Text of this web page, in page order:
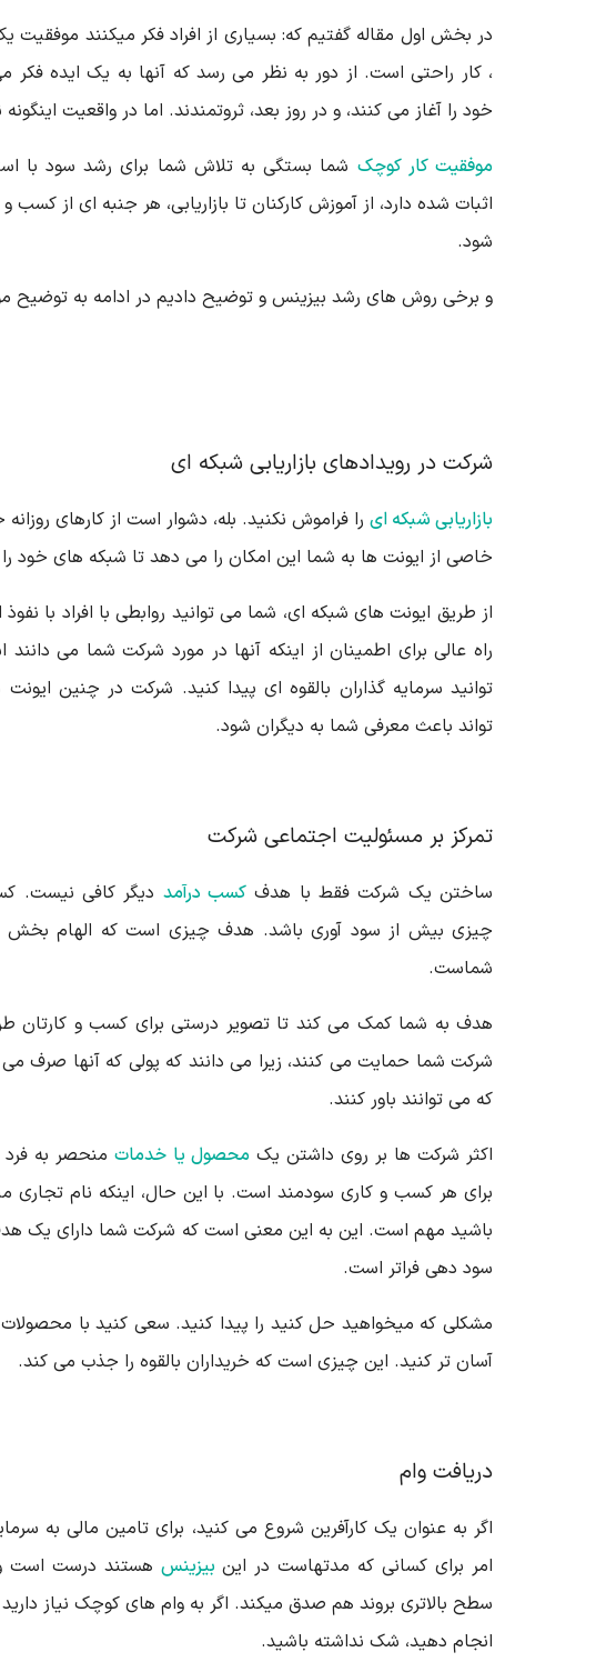
در بخش اول مقاله گفتیم که: بسیاری از افراد فکر میکنند موفقیت
، کار راحتی است. از دور به نظر می رسد که آنها به یک ایده فکر
خود را آغاز می کنند، و در روز بعد، ثروتمندند. اما در واقعیت
موفقیت کار کوچک شما بستگی به تلاش شما برای رشد سود با
اثبات شده دارد، از آموزش کارکنان تا بازاریابی، هر جنبه ای از کسب
شود.
و برخی روش های رشد بیزینس و توضیح دادیم در ادامه به توضیح
شرکت در رویدادهای بازاریابی شبکه ای
بازاریابی شبکه ای را فراموش نکنید. بله، دشوار است از کارهای
خاصی از ایونت ها به شما این امکان را می دهد تا شبکه های خود
از طریق ایونت های شبکه ای، شما می توانید روابطی با افراد با
راه عالی برای اطمینان از اینکه آنها در مورد شرکت شما می
توانید سرمایه گذاران بالقوه ای پیدا کنید. شرکت در چنین
تواند باعث معرفی شما به دیگران شود.
تمرکز بر مسئولیت اجتماعی شرکت
ساختن یک شرکت فقط با هدف کسب درآمد دیگر کافی نیست.
چیزی بیش از سود آوری باشد. هدف چیزی است که الهام بخش
شماست.
هدف به شما کمک می کند تا تصویر درستی برای کسب و کارتان
شرکت شما حمایت می کنند، زیرا می دانند که پولی که آنها صرف
که می توانند باور کنند.
اکثر شرکت ها بر روی داشتن یک محصول یا خدماتمنحصر به فرد
برای هر کسب و کاری سودمند است. با این حال، اینکه نام تجاری
باشید مهم است. این به این معنی است که شرکت شما دارای یک
سود دهی فراتر است.
مشکلی که میخواهید حل کنید را پیدا کنید. سعی کنید با
آسان تر کنید. این چیزی است که خریداران بالقوه را جذب می کند.
دریافت وام
اگر به عنوان یک کارآفرین شروع می کنید، برای تامین مالی به
امر برای کسانی که مدتهاست در این بیزینس هستند درست است
سطح بالاتری بروند هم صدق میکند. اگر به وام های کوچک نیاز
انجام دهید، شک نداشته باشید.